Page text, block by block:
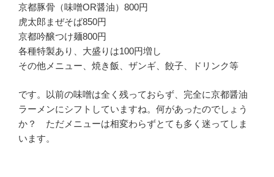
京都豚骨（味噌OR醤油）800円
虎太郎まぜそば850円
京都吟醸つけ麺800円
各種特製あり、大盛りは100円増し
その他メニュー、焼き飯、ザンギ、餃子、ドリンク等
です。以前の味噌は全く残っておらず、完全に京都醤油
ラーメンにシフトしていますね。何があったのでしょう
か？ ただメニューは相変わらずとても多く迷ってしま
います。